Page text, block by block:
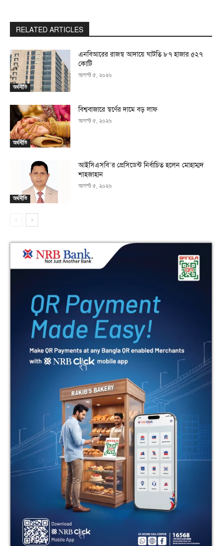
RELATED ARTICLES
অর্থনীতি
এনবিআরের রাজস্ব আদায়ে ঘাটতি ৮৭ হাজার ৫২৭
কোটি
আগস্ট ৫, ২০২৬
অর্থনীতি
বিশ্ববাজারে স্বর্ণের দামে বড় লাফ
আগস্ট ৫, ২০২৬
অর্থনীতি
আইসিএসবি’র প্রেসিডেন্ট নির্বাচিত হলেন মোহাম্মদ
শাহজাহান
আগস্ট ৫, ২০২৬